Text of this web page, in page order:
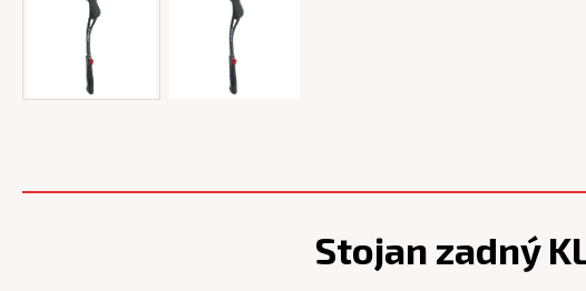
Stojan zadný